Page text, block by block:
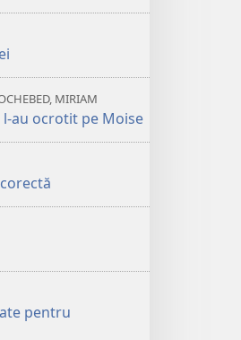
MIRIAM
au ocrotit pe Moise
pentru